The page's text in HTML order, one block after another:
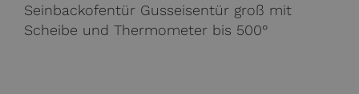
Seinbackofentür Gusseisentür groß mit
Scheibe und Thermometer bis 500°